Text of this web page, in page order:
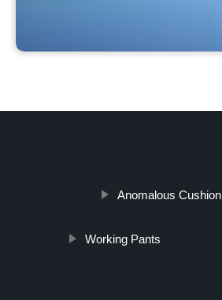
Anomalous Cushion
Working Pants